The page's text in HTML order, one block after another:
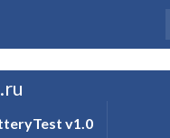
не только
v1.0